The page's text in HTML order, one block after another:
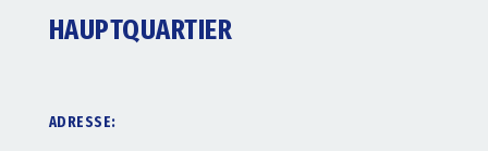
HAUPTQUARTIER
ADRESSE: